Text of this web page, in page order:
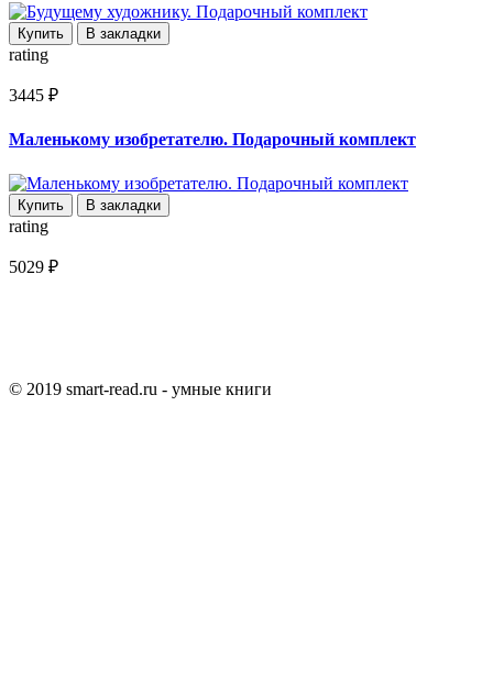
Купить В закладки
rating
3445 ₽
Маленькому изобретателю. Подарочный комплект
Купить В закладки
rating
5029 ₽
© 2019 smart-read.ru - умные книги